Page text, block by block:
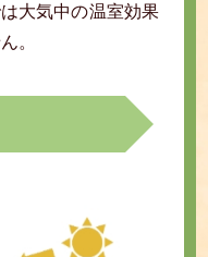
大気中の温室効果
。